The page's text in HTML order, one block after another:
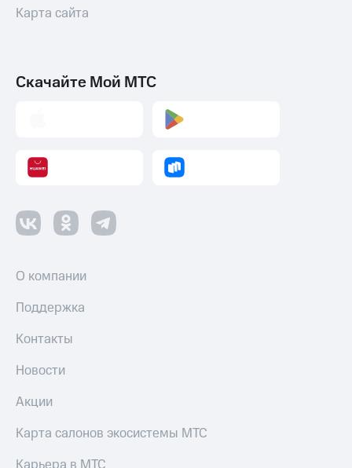
Карта сайта
Скачайте Мой МТС
О компании
Поддержка
Контакты
Новости
Акции
Карта салонов экосистемы МТС